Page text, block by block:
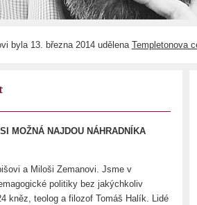
byla 13. března 2014 udělena Templetonova
MOŽNÁ NAJDOU NÁHRADNÍKA
a Miloši Zemanovi. Jsme v
politiky bez jakýchkoliv
kněz, teolog a filozof Tomáš Halík. Lidé